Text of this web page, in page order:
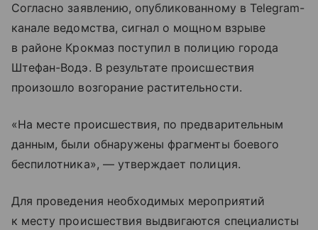
Согласно заявлению, опубликованному в Telegram-
канале ведомства, сигнал о мощном взрыве
в районе Крокмаз поступил в полицию города
Штефан-Водэ. В результате происшествия
произошло возгорание растительности.
«На месте происшествия, по предварительным
данным, были обнаружены фрагменты боевого
беспилотника», — утверждает полиция.
Для проведения необходимых мероприятий
к месту происшествия выдвигаются специалисты